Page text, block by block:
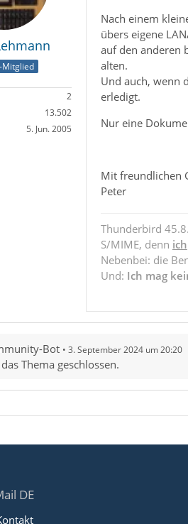
Mitglied
2
13.502
5. Jun. 2005
Nach einem
übers eigene
auf den anderen
alten.
Und auch, wenn
erledigt.
Nur eine
Mit freundlichen
Peter
Thunderbird
S/MIME, denn ich
Nebenbei: die
Und: Ich mag
Bot 3. September 2024 um 20:20
Thema geschlossen.
DE